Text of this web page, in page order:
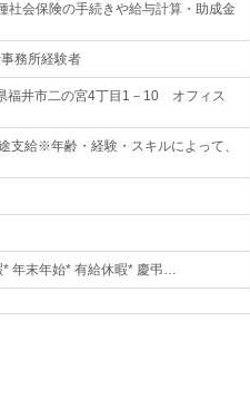
社会保険の手続きや給与計算・助成金
務所経験者
福井市二の宮4丁目1－10 オフィス
支給※年齢・経験・スキルによって、
年末年始* 有給休暇* 慶弔…